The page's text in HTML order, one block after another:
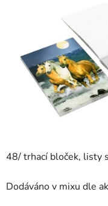
48/ trhací bloček, listy
Dodáváno v mixu dle